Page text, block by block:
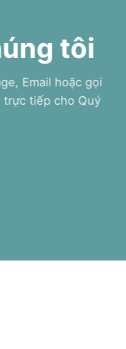
tôi
Email hoặc gọi
tiếp cho Quý